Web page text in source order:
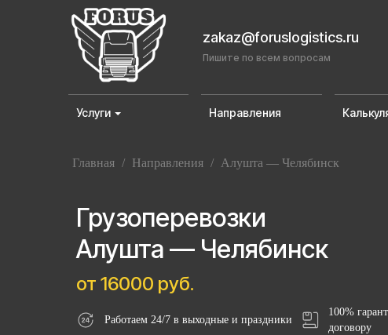
zakaz@foruslogistics.ru
Пишите по всем вопросам
Услуги Направления
Главная / Направления / Алушта — Челябинск
Грузоперевозки
Алушта — Челябинск
от 16000 руб.
Работаем 24/7 в выходные и праздники
100%
договору